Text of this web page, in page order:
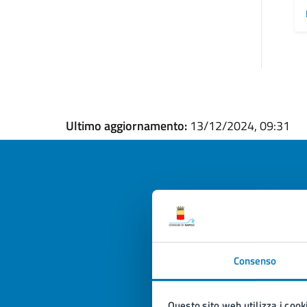
Consenso
Ultimo aggiornamento: 13/12/2024, 09:31